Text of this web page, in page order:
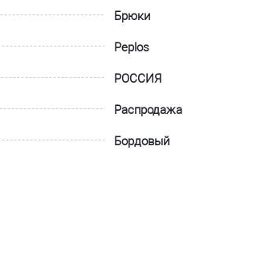
Брюки
Peplos
РОССИЯ
Распродажа
Бордовый